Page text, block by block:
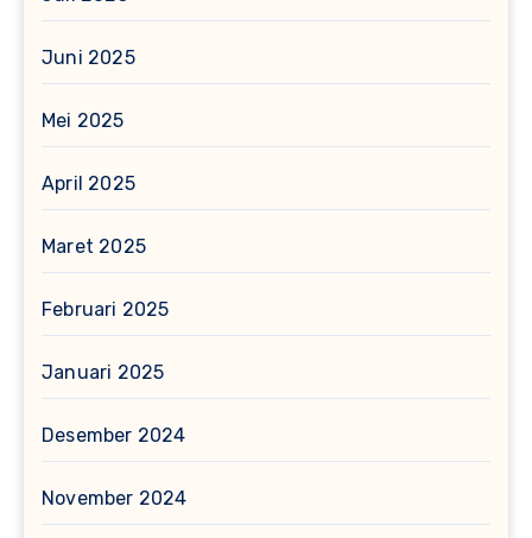
Juni 2025
Mei 2025
April 2025
Maret 2025
Februari 2025
Januari 2025
Desember 2024
November 2024